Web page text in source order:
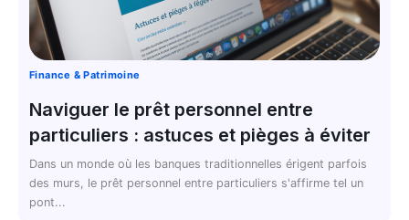
Finance & Patrimoine
Naviguer le prêt personnel entre
particuliers : astuces et pièges à éviter
Dans un monde où les banques traditionnelles érigent parfois
des murs, le prêt personnel entre particuliers s'affirme tel un
pont...